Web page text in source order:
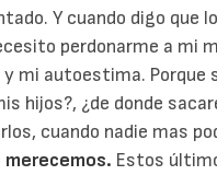
. Y cuando digo que
perdonarme a mi
mi autoestima. Porque
hijos?, ¿de donde
cuando nadie mas
merecemos. Estos